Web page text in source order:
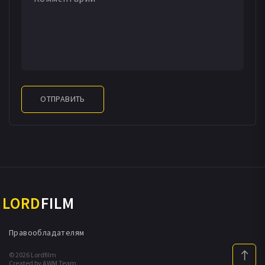
ОТПРАВИТЬ
LORDFILM
© 2026 Lordfilm
Created by AWM Team
Правообладателям